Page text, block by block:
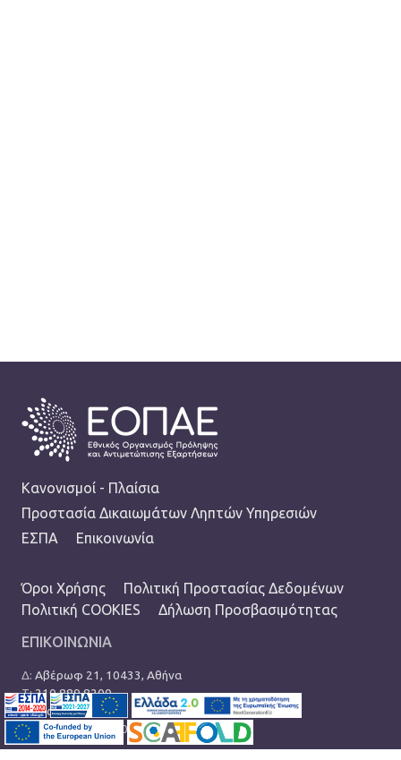
FOOTER
Κανονισμοί - Πλαίσια
Προστασία Δικαιωμάτων Ληπτών Υπηρεσιών
ΕΣΠΑ
Επικοινωνία
TERMS MENU
Όροι Χρήσης
Πολιτική Προστασίας Δεδομένων
Πολιτική COOKIES
Δήλωση Προσβασιμότητας
ΕΠΙΚΟΙΝΩΝΙΑ
Δ: Αβέρωφ 21, 10433, Αθήνα
Τ:210 889 8200
Ε:info@eopae.gr
Ωράριο: 08:00-17:00